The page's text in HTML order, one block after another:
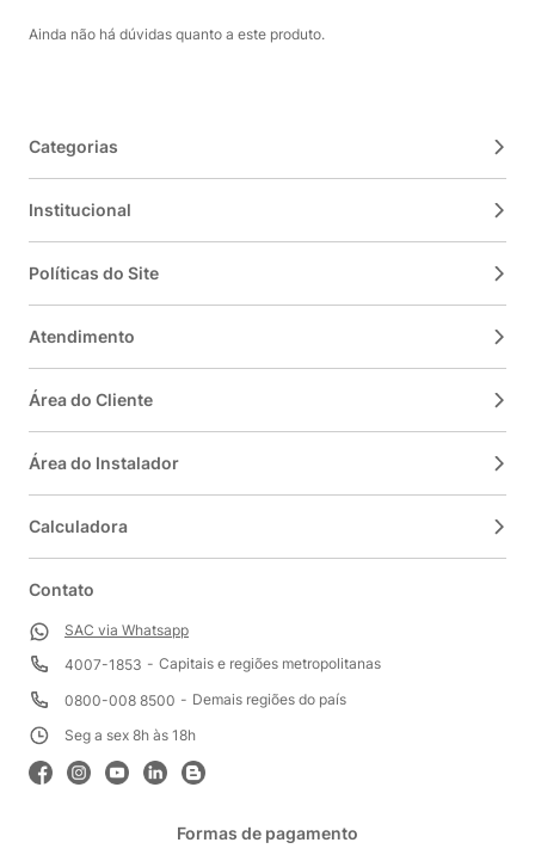
Ainda não há dúvidas quanto a este produto.
Categorias
Institucional
Políticas do Site
Atendimento
Área do Cliente
Área do Instalador
Calculadora
Contato
SAC via Whatsapp
4007-1853
Capitais e regiões metropolitanas
0800-008 8500
Demais regiões do país
Seg a sex 8h às 18h
Formas de pagamento